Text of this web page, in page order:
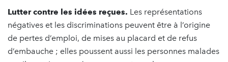
Lutter contre les idées reçues. Les représentations
négatives et les discriminations peuvent être à l’origine
de pertes d’emploi, de mises au placard et de refus
d’embauche ; elles poussent aussi les personnes malades